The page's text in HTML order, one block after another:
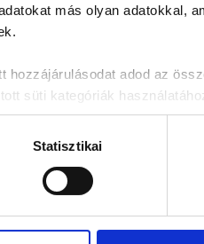
más olyan adatokkal,
hozzájárulásodat adod az
süti kategóriák
Statisztikai